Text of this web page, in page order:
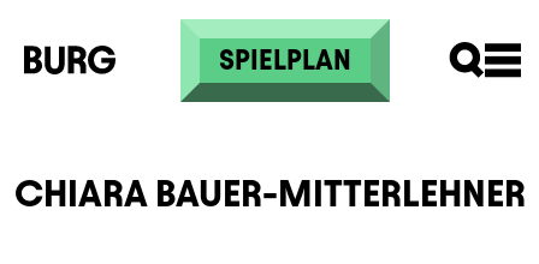
Direkt zum Inhalt
SPIELPLAN
CHIARA BAUER-MITTERLEHNER